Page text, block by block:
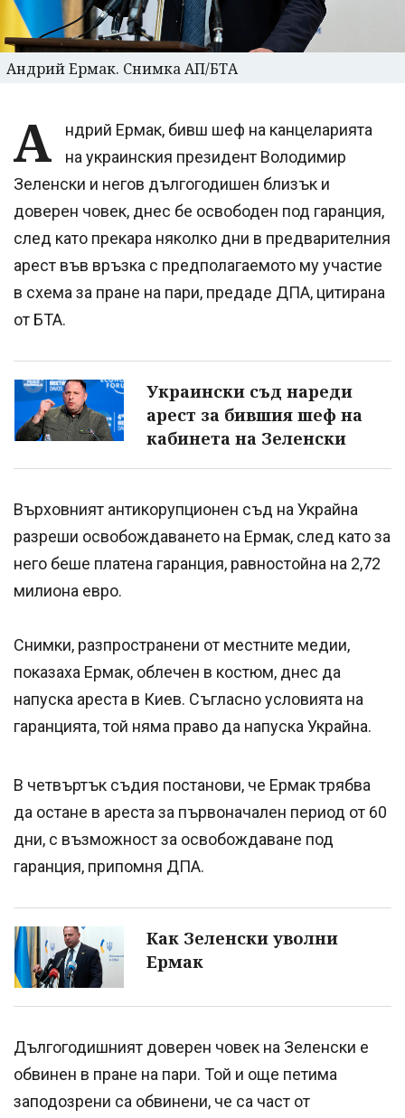
Андрий Ермак. Снимка АП/БТА
А
ндрий Ермак, бивш шеф на канцеларията
на украинския президент Володимир
Зеленски и негов дългогодишен близък и
доверен човек, днес бе освободен под гаранция,
след като прекара няколко дни в предварителния
арест във връзка с предполагаемото му участие
в схема за пране на пари, предаде ДПА, цитирана
от БТА.
Украински съд нареди
арест за бившия шеф на
кабинета на Зеленски
Върховният антикорупционен съд на Украйна
разреши освобождаването на Ермак, след като за
него беше платена гаранция, равностойна на 2,72
милиона евро.
Снимки, разпространени от местните медии,
показаха Ермак, облечен в костюм, днес да
напуска ареста в Киев. Съгласно условията на
гаранцията, той няма право да напуска Украйна.
В четвъртък съдия постанови, че Ермак трябва
да остане в ареста за първоначален период от 60
дни, с възможност за освобождаване под
гаранция, припомня ДПА.
Как Зеленски уволни
Ермак
Дългогодишният доверен човек на Зеленски е
обвинен в пране на пари. Той и още петима
заподозрени са обвинени, че са част от